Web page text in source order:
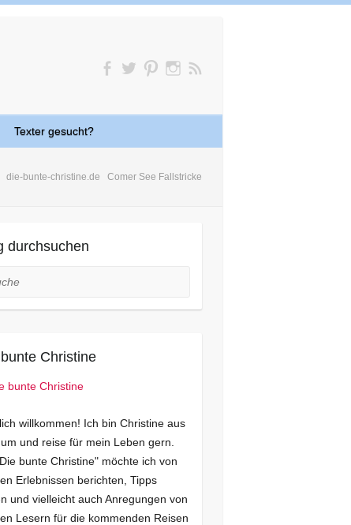
Texter gesucht?
die-bunte-christine.de Comer See Fallstricke
durchsuchen
Christine
willkommen! Ich bin Christine aus
und reise für mein Leben gern.
bunte Christine" möchte ich von
Erlebnissen berichten, Tipps
und vielleicht auch Anregungen von
Lesern für die kommenden Reisen